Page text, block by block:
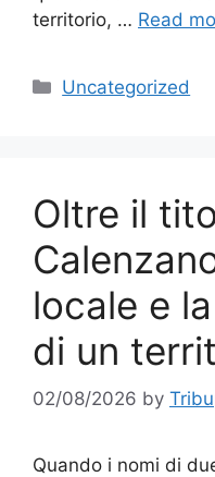
territorio, … Read
Categories
Uncategorized
Oltre il
locale e
di un
02/08/2026 by
Quando i nomi di